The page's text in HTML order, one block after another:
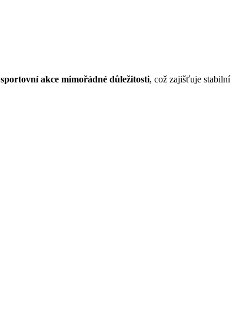
sportovní akce mimořádné důležitosti, což zajišťuje stabilní